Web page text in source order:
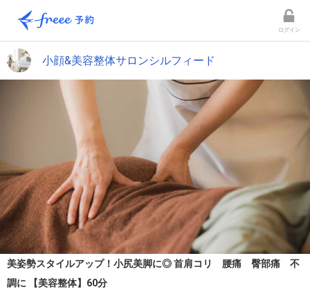
ログイン
小顔&美容整体サロンシルフィード
美姿勢スタイルアップ！小尻美脚に◎ 首肩コリ 腰痛 臀部痛 不
調に 【美容整体】60分